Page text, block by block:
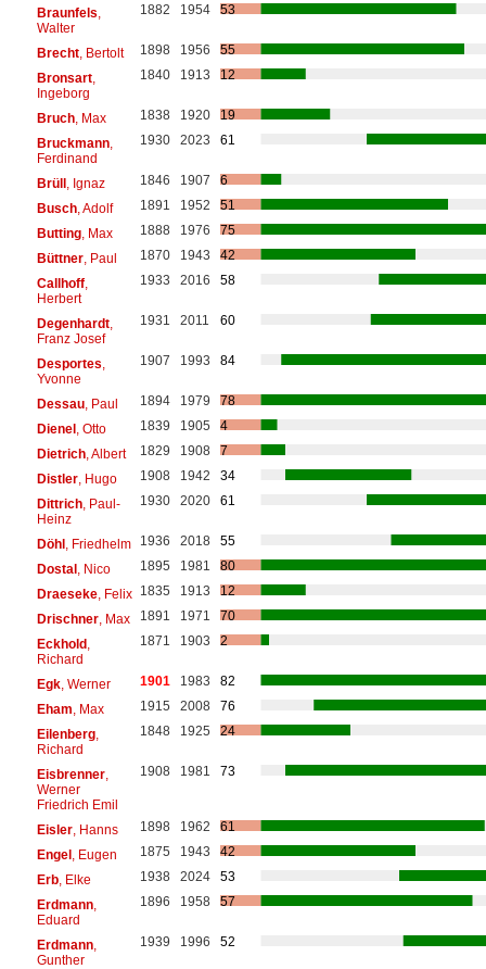
Braunfels
Walter
1882 1954 53
Brecht, Bertolt 1898 1956
55
Bronsart,
Ingeborg
1840 1913 12
Bruch, Max 1838 1920
19
Bruckmann,
Ferdinand
1930 2023 61
Brüll, Ignaz 1846 1907
6
Busch, Adolf 1891 1952
51
Butting, Max 1888 1976
75
Büttner, Paul 1870 1943
42
Callhoff,
Herbert
1933 2016 58
Degenhardt,
Franz Josef
1931 2011 60
Desportes
Yvonne
1907 1993 84
Dessau, Paul 1894 1979
78
Dienel, Otto 1839 1905
4
Dietrich, Albert 1829 1908
7
Distler, Hugo 1908 1942
34
Dittrich, Paul-
Heinz
1930 2020 61
Döhl, Friedhelm 1936 2018
55
Dostal, Nico 1895 1981
80
Draeseke, Felix 1835 1913
12
Drischner, Max 1891 1971
70
Eckhold,
Richard
1871 1903 2
Egk, Werner 1901 1983
82
Eham , Max 1915 2008
76
Eilenberg,
Richard
1848 1925 24
Eisbrenner,
Werner
Friedrich Emil
1908 1981 73
Eisler, Hanns 1898 1962
61
Engel, Eugen 1875 1943
42
Erb, Elke 1938 2024
53
Erdmann,
Eduard
1896 1958 57
Erdmann,
Gunther
1939 1996 52